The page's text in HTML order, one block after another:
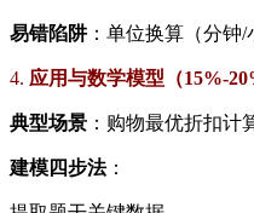
​易错陷阱​：单位换算（分钟/
4. ​ 应用与数学模型（15%-
​典型场景​ ：购物最优折扣计
​建模四步法​​：